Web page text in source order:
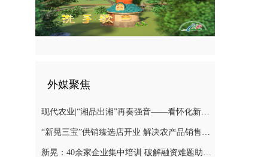
外媒聚焦
现代农业|“湘品出湘”再奏强音——看怀化新晃黄精曼谷签单背后的“强链密码”
“新晃三宝”供销臻选店开业 解决农产品销售难题
新晃：40余家企业集中培训 破解融资难题助力发展